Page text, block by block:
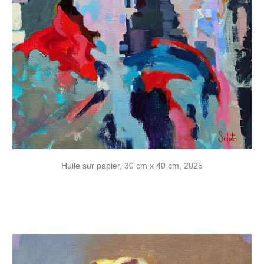
Huile sur papier, 30 cm x 40 cm, 2025